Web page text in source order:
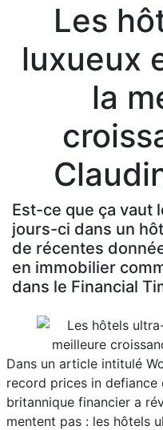
Les
luxueux
la
Est-ce que ça vaut
jours-ci dans un
de récentes
en immobilier
dans le Financial
Dans un article intitulé
record prices in
britannique financier a
mentent pas : les hôtels